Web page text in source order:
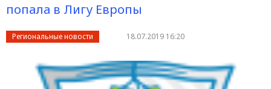
попала в Лигу Европы
Региональные новости 18.07.2019 16:20